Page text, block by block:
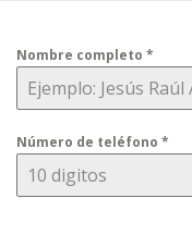
contenido
Nombre completo *
Número de teléfono *